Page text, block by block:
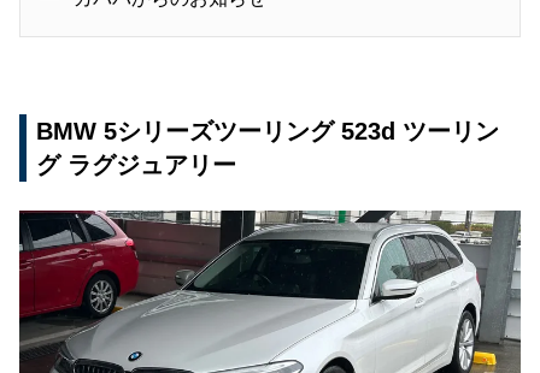
BMW 5シリーズツーリング 523d ツーリン
グ ラグジュアリー